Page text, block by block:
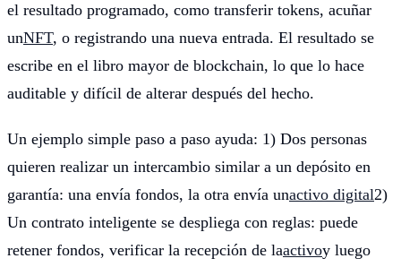
el resultado programado, como transferir tokens, acuñar
unNFT, o registrando una nueva entrada. El resultado se
escribe en el libro mayor de blockchain, lo que lo hace
auditable y difícil de alterar después del hecho.
Un ejemplo simple paso a paso ayuda: 1) Dos personas
quieren realizar un intercambio similar a un depósito en
garantía: una envía fondos, la otra envía unactivo digital2)
Un contrato inteligente se despliega con reglas: puede
retener fondos, verificar la recepción de laactivoy luego